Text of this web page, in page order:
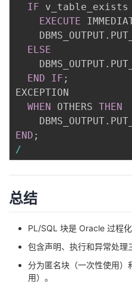
IF v_table_exists
EXECUTE
    DBMS_OUTPUT
.
ELSE
    DBMS_OUTPUT
.
END
IF ;
EXCEPTION
WHEN OTHERS THEN
    DBMS_OUTPUT
.
END ;
/
总结
PL/SQL 块是 Oracle 过程化
包含声明、执行和异常处理
分为匿名块（一次性使用）
用）。